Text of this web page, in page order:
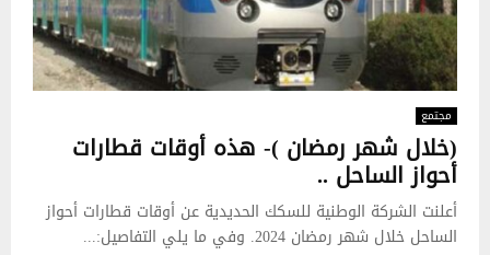
مجتمع
(خلال شهر رمضان )- هذه أوقات قطارات
أحواز الساحل ..
أعلنت الشركة الوطنية للسكك الحديدية عن أوقات قطارات أحواز
الساحل خلال شهر رمضان 2024. وفي ما يلي التفاصيل:...